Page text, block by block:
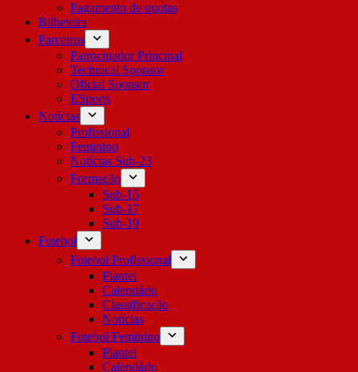
Pagamento de quotas
Bilheteira
Parceiros
Patrocinador Principal
Technical Sponsor
Oficial Sponsor
ESports
Notícias
Profissional
Feminino
Notícias Sub-23
Formação
Sub-15
Sub-17
Sub-19
Futebol
Futebol Profissional
Plantel
Calendário
Classificação
Notícias
Futebol Feminino
Plantel
Calendário